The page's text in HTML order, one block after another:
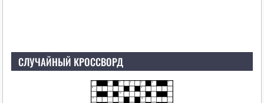
СЛУЧАЙНЫЙ КРОССВОРД